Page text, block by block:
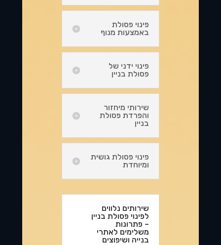
פינוי פסולת
באמצעות מנוף
פינוי ידני של
פסולת בניין
שירותי מיחזור
והפרדת פסולת
בניין
פינוי פסולת גושית
ומיוחדת
שירותים נלווים
לפינוי פסולת בניין
– פתרונות
משלימים לאתרי
בנייה ושיפוצים